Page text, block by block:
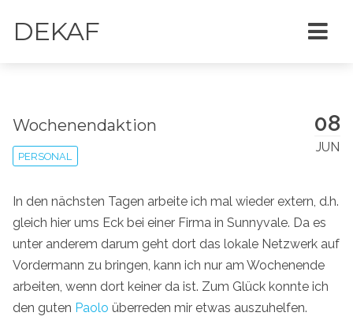
DEKAF
08
JUN
Wochenendaktion
PERSONAL
In den nächsten Tagen arbeite ich mal wieder extern, d.h.
gleich hier ums Eck bei einer Firma in Sunnyvale. Da es
unter anderem darum geht dort das lokale Netzwerk auf
Vordermann zu bringen, kann ich nur am Wochenende
arbeiten, wenn dort keiner da ist. Zum Glück konnte ich
den guten Paolo überreden mir etwas auszuhelfen.